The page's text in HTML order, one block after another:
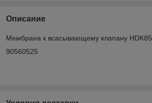
Описание
Мембрана к всасывающему клапану HDK85
90560525